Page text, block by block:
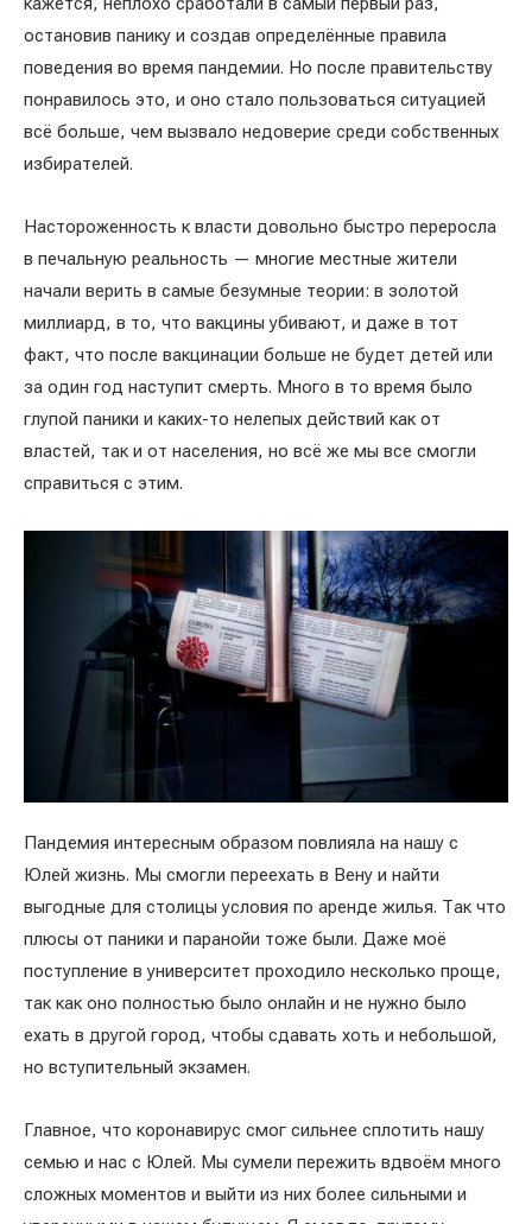
остановив панику и создав определённые правила
поведения во время пандемии. Но после правительству
понравилось это, и оно стало пользоваться ситуацией
всё больше, чем вызвало недоверие среди собственных
избирателей.
Настороженность к власти довольно быстро переросла
в печальную реальность — многие местные жители
начали верить в самые безумные теории: в золотой
миллиард, в то, что вакцины убивают, и даже в тот
факт, что после вакцинации больше не будет детей или
за один год наступит смерть. Много в то время было
глупой паники и каких-то нелепых действий как от
властей, так и от населения, но всё же мы все смогли
справиться с этим.
Пандемия интересным образом повлияла на нашу с
Юлей жизнь. Мы смогли переехать в Вену и найти
выгодные для столицы условия по аренде жилья. Так что
плюсы от паники и паранойи тоже были. Даже моё
поступление в университет проходило несколько проще,
так как оно полностью было онлайн и не нужно было
ехать в другой город, чтобы сдавать хоть и небольшой,
но вступительный экзамен.
Главное, что коронавирус смог сильнее сплотить нашу
семью и нас с Юлей. Мы сумели пережить вдвоём много
сложных моментов и выйти из них более сильными и